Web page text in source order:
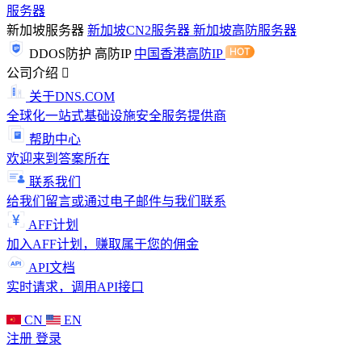
服务器
新加坡服务器 新加坡CN2服务器 新加坡高防服务器
DDOS防护 高防IP 中国香港高防IP
公司介绍
关于DNS.COM
全球化一站式基础设施安全服务提供商
帮助中心
欢迎来到答案所在
联系我们
给我们留言或通过电子邮件与我们联系
AFF计划
加入AFF计划，赚取属于您的佣金
API文档
实时请求，调用API接口
CN
EN
注册 登录